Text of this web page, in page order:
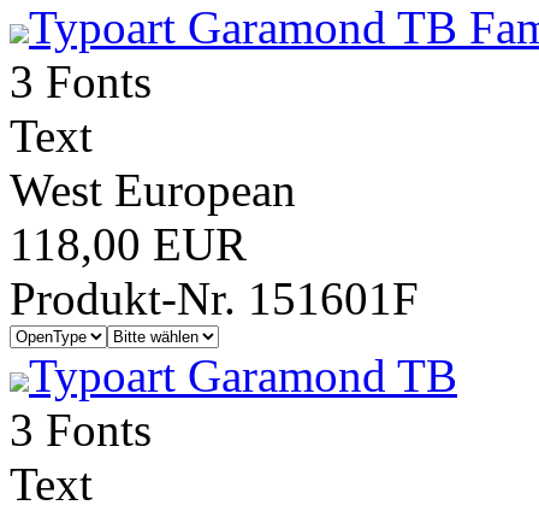
Typoart Garamond TB
3 Fonts
Text
West European
118,00 EUR
Produkt-Nr. 151601F
Typoart Garamond TB
3 Fonts
Text